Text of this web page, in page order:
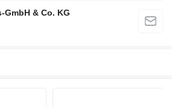
& Co. KG